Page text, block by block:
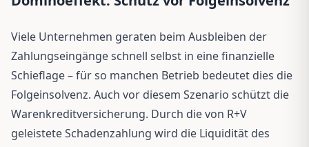
Viele Unternehmen geraten beim Ausbleiben der
Zahlungseingänge schnell selbst in eine finanzielle
Schieflage – für so manchen Betrieb bedeutet dies die
Folgeinsolvenz. Auch vor diesem Szenario schützt die
Warenkreditversicherung. Durch die von R+V
geleistete Schadenzahlung wird die Liquidität des